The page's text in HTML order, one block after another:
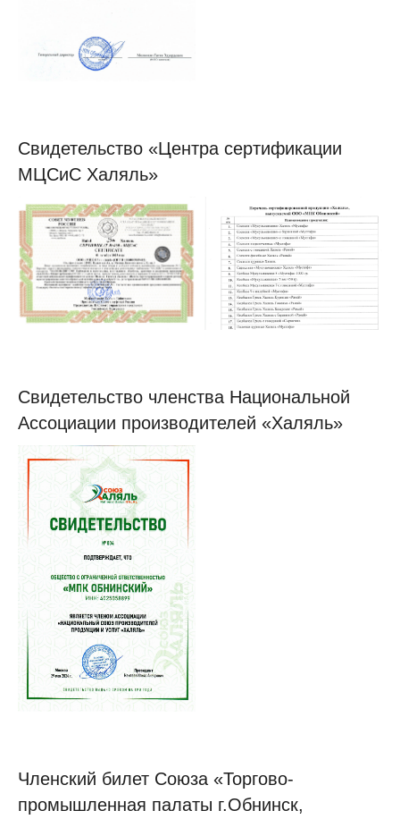
Свидетельство «Центра сертификации
МЦСиС Халяль»
Свидетельство членства Национальной
Ассоциации производителей «Халяль»
Членский билет Союза «Торгово-
промышленная палаты г.Обнинск,